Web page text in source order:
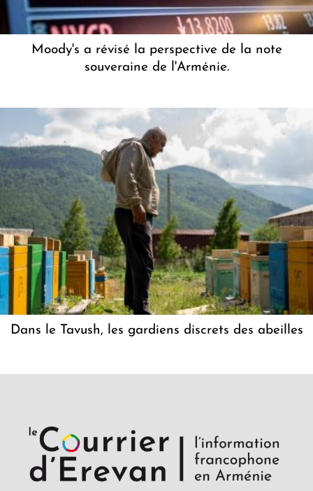
Moody's a révisé la perspective de la note
souveraine de l'Arménie.
Dans le Tavush, les gardiens discrets des abeilles